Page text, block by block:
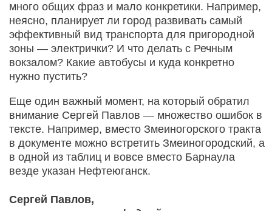
много общих фраз и мало конкретики. Например,
неясно, планирует ли город развивать самый
эффективный вид транспорта для пригородной
зоны — электрички? И что делать с Речным
вокзалом? Какие автобусы и куда конкретно
нужно пустить?
Еще один важный момент, на который обратил
внимание Сергей Павлов — множество ошибок в
тексте. Например, вместо Змеиногорского тракта
в документе можно встретить Змеиногородский, а
в одной из таблиц и вовсе вместо Барнаула
везде указан Нефтеюганск.
Сергей Павлов,